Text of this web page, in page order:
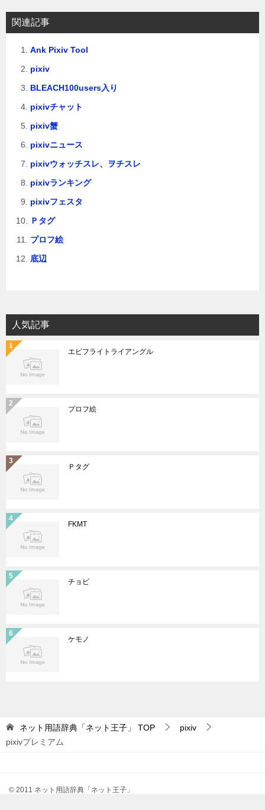
ョ
ン
関連記事
Ank Pixiv Tool
pixiv
BLEACH100users入り
pixivチャット
pixiv蟹
pixivニュース
pixivウォッチスレ、ヲチスレ
pixivランキング
pixivフェスタ
Ｐタグ
プロフ絵
底辺
人気記事
エビフライトライアングル
プロフ絵
Ｐタグ
FKMT
チョビ
ケモノ
ネット用語辞典「ネット王子」 TOP
pixiv
pixivプレミアム
© 2011 ネット用語辞典「ネット王子」